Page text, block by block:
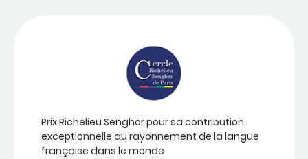
Prix Richelieu Senghor pour sa contribution
exceptionnelle au rayonnement de la langue
française dans le monde